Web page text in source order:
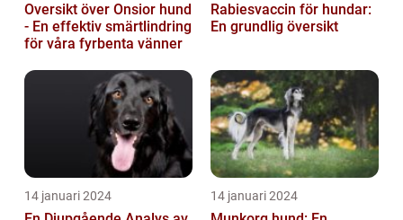
Oversikt över Onsior hund
- En effektiv smärtlindring
för våra fyrbenta vänner
Rabiesvaccin för hundar:
En grundlig översikt
14 januari 2024 14 januari 2024